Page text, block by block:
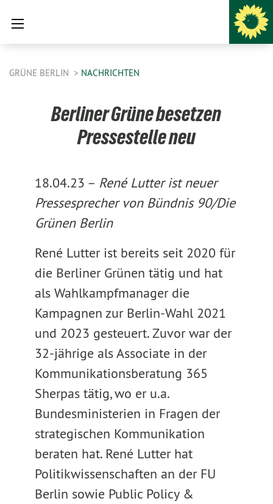
GRÜNE BERLIN NACHRICHTEN
Berliner Grüne besetzen
Pressestelle neu
18.04.23 – René Lutter ist neuer
Pressesprecher von Bündnis 90/Die
Grünen Berlin
René Lutter ist bereits seit 2020 für
die Berliner Grünen tätig und hat
als Wahlkampfmanager die
Kampagnen zur Berlin-Wahl 2021
und 2023 gesteuert. Zuvor war der
32-jährige als Associate in der
Kommunikationsberatung 365
Sherpas tätig, wo er u.a.
Bundesministerien in Fragen der
strategischen Kommunikation
beraten hat. René Lutter hat
Politikwissenschaften an der FU
Berlin sowie Public Policy &